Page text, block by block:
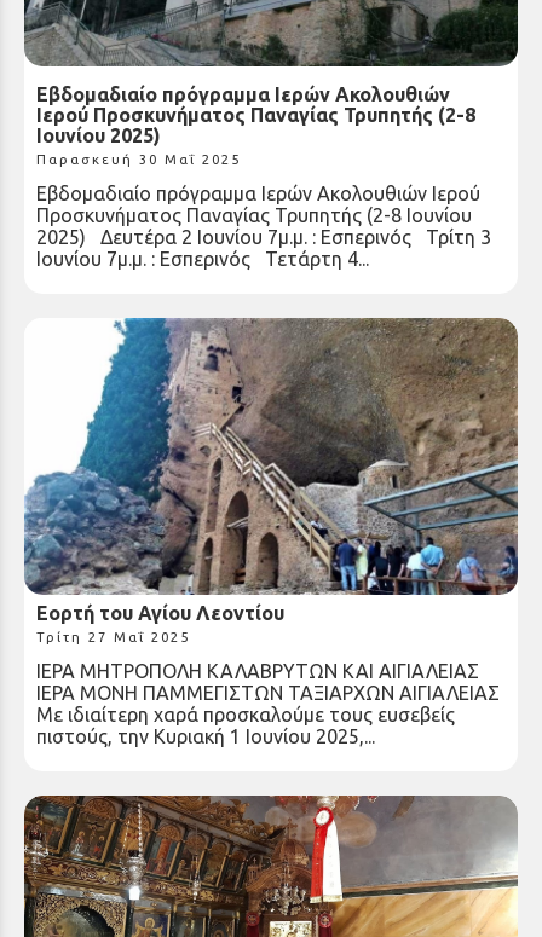
Εβδομαδιαίο πρόγραμμα Ιερών Ακολουθιών
Ιερού Προσκυνήματος Παναγίας Τρυπητής (2-8
Ιουνίου 2025)
Παρασκευή 30 Μαΐ 2025
Εβδομαδιαίο πρόγραμμα Ιερών Ακολουθιών Ιερού
Προσκυνήματος Παναγίας Τρυπητής (2-8 Ιουνίου
2025) Δευτέρα 2 Ιουνίου 7μ.μ. : Εσπερινός Τρίτη 3
Ιουνίου 7μ.μ. : Εσπερινός Τετάρτη 4...
Εορτή του Αγίου Λεοντίου
Τρίτη 27 Μαΐ 2025
ΙΕΡΑ ΜΗΤΡΟΠΟΛΗ ΚΑΛΑΒΡΥΤΩΝ ΚΑΙ ΑΙΓΙΑΛΕΙΑΣ
ΙΕΡΑ ΜΟΝΗ ΠΑΜΜΕΓΙΣΤΩΝ ΤΑΞΙΑΡΧΩΝ ΑΙΓΙΑΛΕΙΑΣ
Με ιδιαίτερη χαρά προσκαλούμε τους ευσεβείς
πιστούς, την Κυριακή 1 Ιουνίου 2025,...